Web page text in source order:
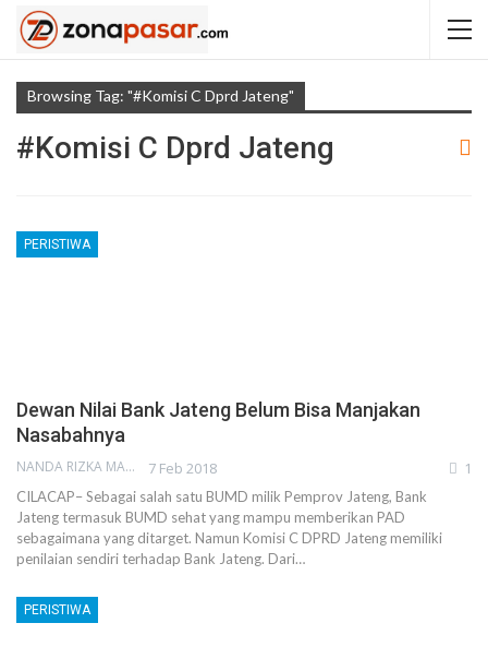
Browsing Tag: "#komisi C Dprd Jateng"
#komisi C Dprd Jateng
PERISTIWA
Dewan Nilai Bank Jateng Belum Bisa Manjakan
Nasabahnya
NANDA RIZKA MAHENDRA 7 Feb 2018 1
CILACAP– Sebagai salah satu BUMD milik Pemprov Jateng, Bank
Jateng termasuk BUMD sehat yang mampu memberikan PAD
sebagaimana yang ditarget. Namun Komisi C DPRD Jateng memiliki
penilaian sendiri terhadap Bank Jateng. Dari…
PERISTIWA